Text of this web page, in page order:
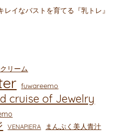
レイなバストを育てる『乳トレ』
リーム
fuwareemo
cruise of Jewelry
VENAPIERA まんぷく美人青汁